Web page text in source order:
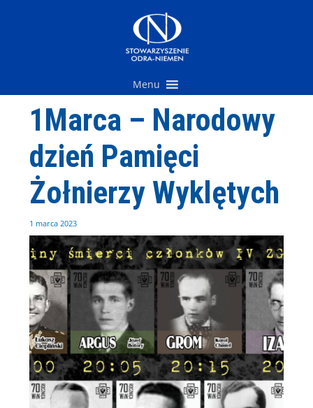
Menu
1Marca – Narodowy
dzień Pamięci
Żołnierzy Wyklętych
1 marca 2023